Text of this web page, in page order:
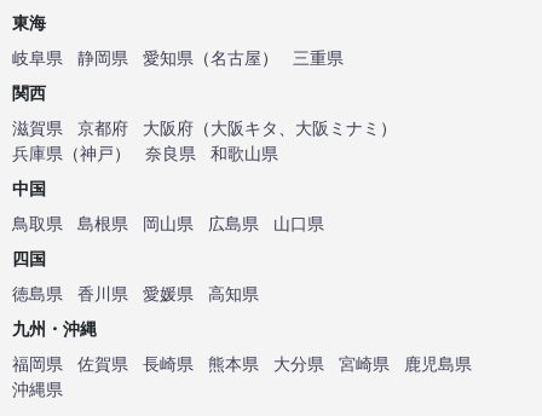
東海
岐阜県
静岡県 愛知県 （名古屋）
三重県
関西
滋賀県
京都府 大阪府 （大阪キタ 大阪ミナミ ）
兵庫県 （神戸） 奈良県
和歌山県
中国
鳥取県
島根県 岡山県 広島県
山口県
四国
徳島県
香川県 愛媛県
高知県
九州・沖縄
福岡県
佐賀県 長崎県 熊本県 大分県 宮崎県
鹿児島県
沖縄県